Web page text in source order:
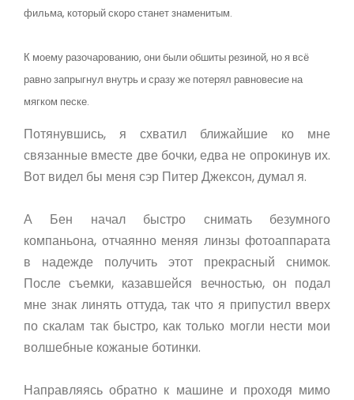
фильма, который скоро станет знаменитым.
К моему разочарованию, они были обшиты резиной, но я всё
равно запрыгнул внутрь и сразу же потерял равновесие на
мягком песке.
Потянувшись, я схватил ближайшие ко мне
связанные вместе две бочки, едва не опрокинув их.
Вот видел бы меня сэр Питер Джексон, думал я.
А Бен начал быстро снимать безумного
компаньона, отчаянно меняя линзы фотоаппарата
в надежде получить этот прекрасный снимок.
После съемки, казавшейся вечностью, он подал
мне знак линять оттуда, так что я припустил вверх
по скалам так быстро, как только могли нести мои
волшебные кожаные ботинки.
Направляясь обратно к машине и проходя мимо